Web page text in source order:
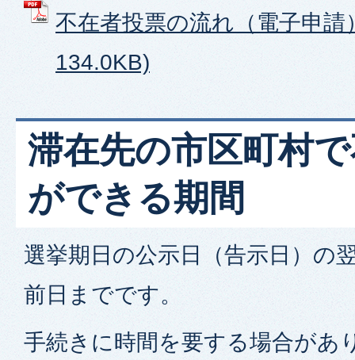
不在者投票の流れ（電子申
134.0KB)
滞在先の市区町村
ができる期間
選挙期日の公示日（告示日）の
前日までです。
手続きに時間を要する場合があ